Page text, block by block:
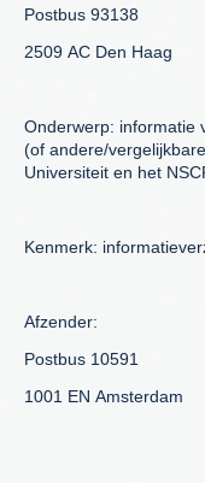
Postbus 93138
2509 AC Den Haag
Onderwerp: informatie
(of andere/
Universiteit en het
Kenmerk:
Afzender:
Postbus 10591
1001 EN Amsterdam